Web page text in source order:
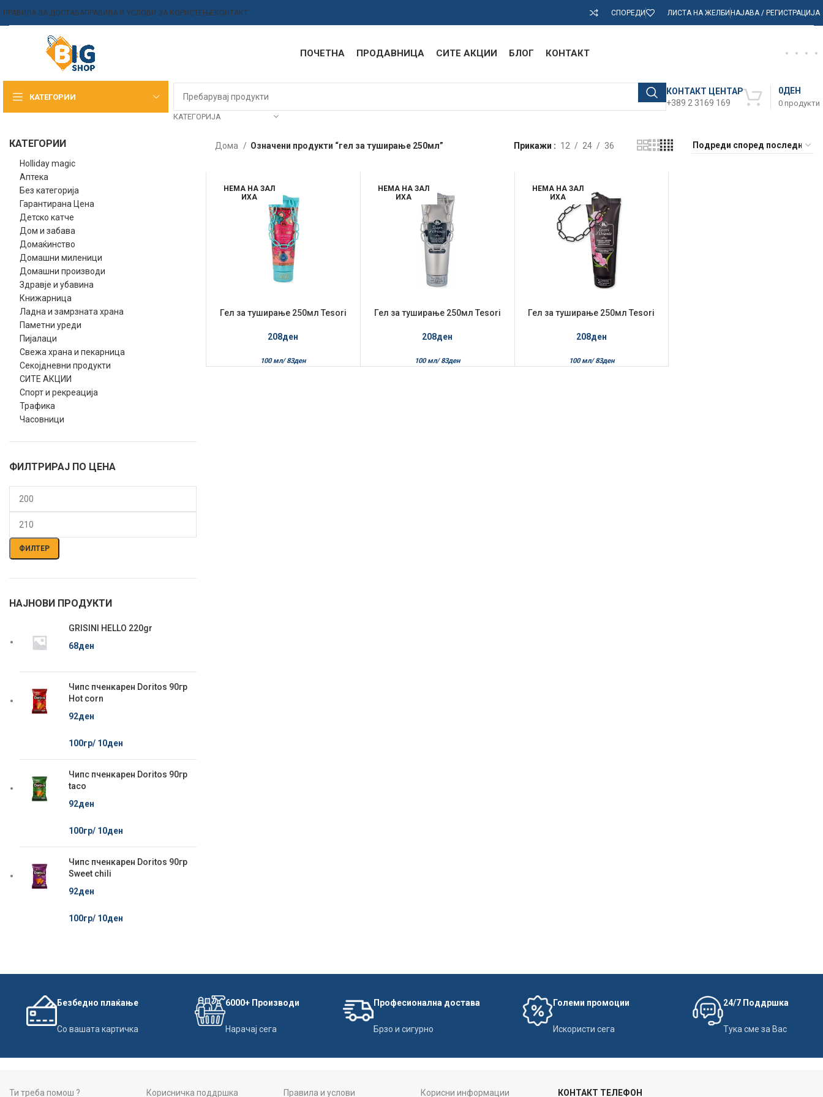
ПРАВИЛА ЗА ДОСТАВАПРАВИЛА И УСЛОВИ ЗА КОРИСТЕЊЕКОНТАКТ СПОРЕДИ ЛИСТА НА ЖЕЛБИНАЈАВА / РЕГИСТРАЦИЈА
ПОЧЕТНА ПРОДАВНИЦА СИТЕ АКЦИИ БЛОГ КОНТАКТ
КАТЕГОРИИ
КАТЕГОРИЈА
КОНТАКТ ЦЕНТАР
+389 2 3169 169
0 продукти
0ДЕН
КАТЕГОРИИ
Holliday magic
Аптека
Без категорија
Гарантирана Цена
Детско катче
Дом и забава
Домаќинство
Домашни миленици
Домашни производи
Здравје и убавина
Книжарница
Ладна и замрзната храна
Паметни уреди
Пијалаци
Свежа храна и пекарница
Секојдневни продукти
СИТЕ АКЦИИ
Спорт и рекреација
Трафика
Часовници
ФИЛТРИРАЈ ПО ЦЕНА
Мин.
цена
Макс.
цена
ФИЛТЕР
НАЈНОВИ ПРОДУКТИ
GRISINI HELLO 220gr
68ден
Чипс пченкарен Doritos 90гр
Hot corn
92ден
100гр/ 10ден
Чипс пченкарен Doritos 90гр
taco
92ден
100гр/ 10ден
Чипс пченкарен Doritos 90гр
Sweet chili
92ден
100гр/ 10ден
Дома Означени продукти “гел за туширање 250мл” Прикажи 12 24 36
НЕМА НА ЗАЛ
ИХА
Гел за туширање 250мл Tesori
208ден
100 мл/ 83ден
НЕМА НА ЗАЛ
ИХА
Гел за туширање 250мл Tesori
208ден
100 мл/ 83ден
НЕМА НА ЗАЛ
ИХА
Гел за туширање 250мл Tesori
208ден
100 мл/ 83ден
Безбедно плаќање
Со вашата картичка
6000+ Производи
Нарачај сега
Професионална достава
Брзо и сигурно
Големи промоции
Искористи сега
24/7 Поддршка
Тука сме за Вас
Ти треба помош ? Корисничка поддршка Правила и услови Корисни информации КОНТАКТ ТЕЛЕФОН